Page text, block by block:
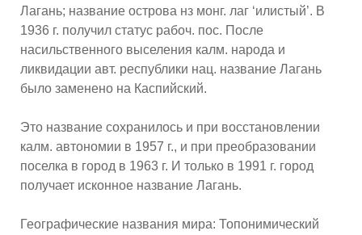
Лагань; название острова нз монг. лаг ‘илистый’. В
1936 г. получил статус рабоч. пос. После
насильственного выселения калм. народа и
ликвидации авт. республики нац. название Лагань
было заменено на Каспийский.
Это название сохранилось и при восстановлении
калм. автономии в 1957 г., и при преобразовании
поселка в город в 1963 г. И только в 1991 г. город
получает исконное название Лагань.
Географические названия мира: Топонимический